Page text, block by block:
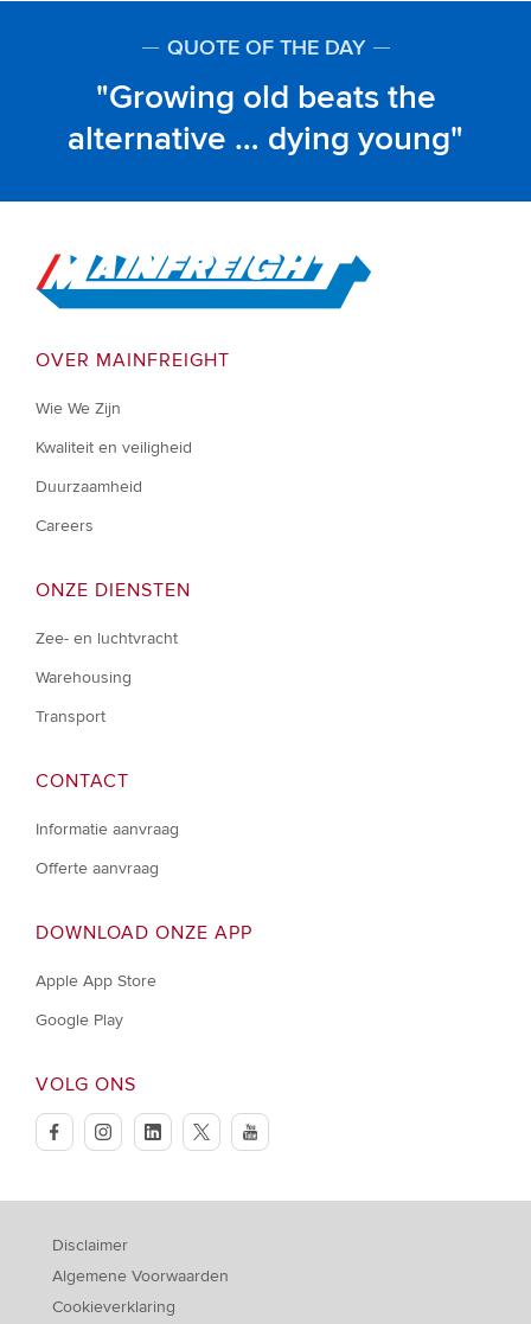
QUOTE OF THE DAY
Growing old beats the
alternative … dying young
Go to Home
OVER MAINFREIGHT
Wie We Zijn
Kwaliteit en veiligheid
Duurzaamheid
Careers
ONZE DIENSTEN
Zee- en luchtvracht
Warehousing
Transport
CONTACT
Informatie aanvraag
Offerte aanvraag
DOWNLOAD ONZE APP
Apple App Store
Google Play
VOLG ONS
facebookinstagramlinkedintwitteryoutube
Disclaimer
Algemene Voorwaarden
Cookieverklaring